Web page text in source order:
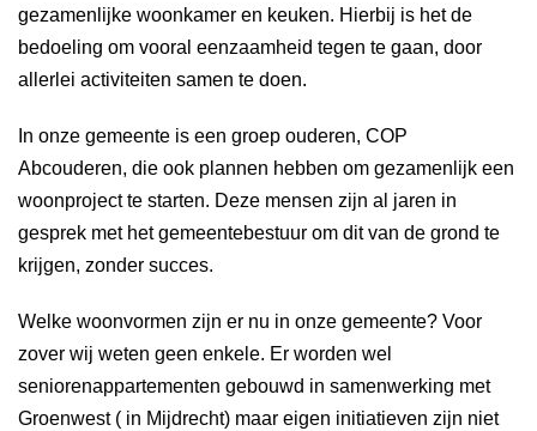
gezamenlijke woonkamer en keuken. Hierbij is het de
bedoeling om vooral eenzaamheid tegen te gaan, door
allerlei activiteiten samen te doen.
In onze gemeente is een groep ouderen, COP
Abcouderen, die ook plannen hebben om gezamenlijk een
woonproject te starten. Deze mensen zijn al jaren in
gesprek met het gemeentebestuur om dit van de grond te
krijgen, zonder succes.
Welke woonvormen zijn er nu in onze gemeente? Voor
zover wij weten geen enkele. Er worden wel
seniorenappartementen gebouwd in samenwerking met
Groenwest ( in Mijdrecht) maar eigen initiatieven zijn niet